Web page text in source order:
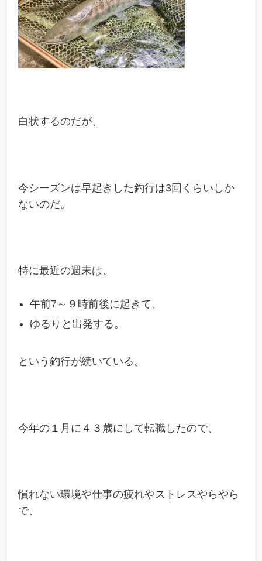
白状するのだが、
今シーズンは早起きした釣行は3回くらいしか
ないのだ。
特に最近の週末は、
午前7～９時前後に起きて、
ゆるりと出発する。
という釣行が続いている。
今年の１月に４３歳にして転職したので、
慣れない環境や仕事の疲れやストレスやらやら
で、